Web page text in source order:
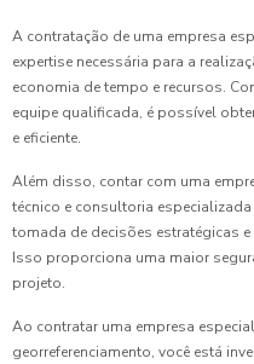
A contratação de uma empresa
expertise necessária para a
economia de tempo e recursos.
equipe qualificada, é possível
e eficiente.
Além disso, contar com uma
técnico e consultoria
tomada de decisões estratégicas
Isso proporciona uma maior
projeto.
Ao contratar uma empresa
georreferenciamento, você está